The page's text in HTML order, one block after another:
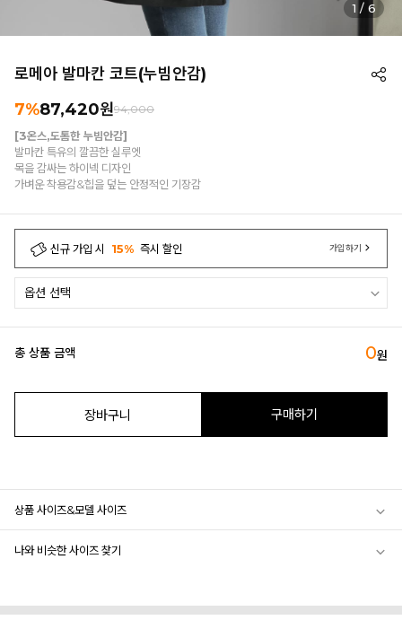
1 / 6
로메아 발마칸 코트(누빔안감)
7%87,420원94,000
[3온스,도톰한 누빔안감]
발마칸 특유의 깔끔한 실루엣
목을 감싸는 하이넥 디자인
가벼운 착용감&힙을 덮는 안정적인 기장감
신규 가입 시 15% 즉시 할인 가입하기
총 상품 금액 0원
장바구니 구매하기
상품 사이즈&모델 사이즈
나와 비슷한 사이즈 찾기